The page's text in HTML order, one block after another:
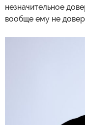
незначительное
вообще ему не